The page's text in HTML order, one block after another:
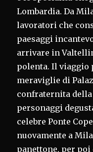
Lombardia. Da
lavoratori che
paesaggi
arrivare in
polenta. Il viaggio
meraviglie di
confraternita della
personaggi
celebre Ponte
nuovamente a
panettone, per